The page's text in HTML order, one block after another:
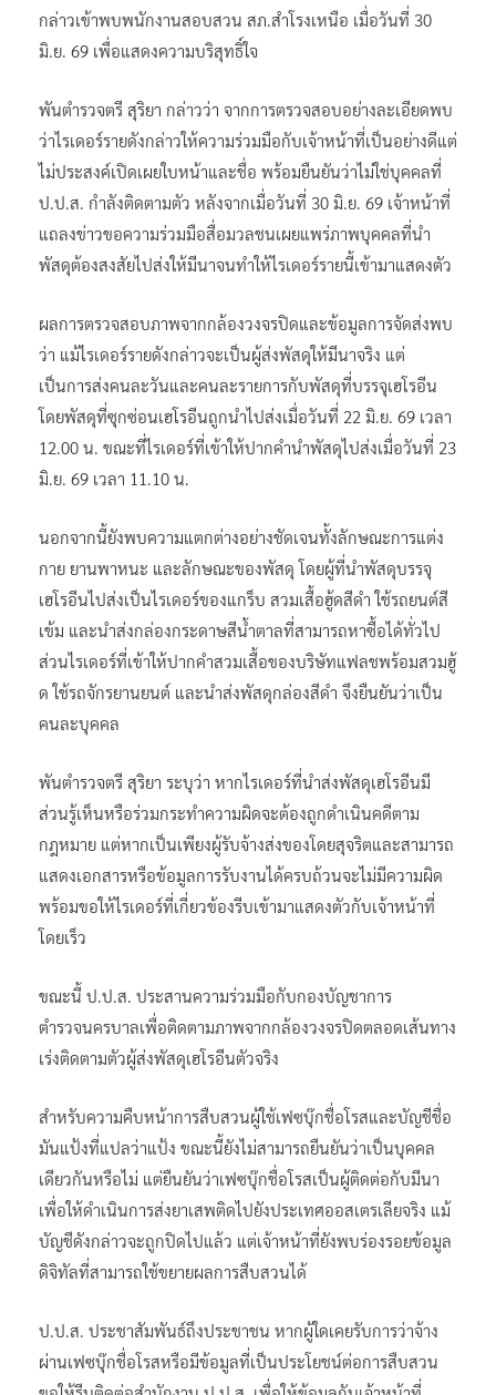
กล่าวเข้าพบพนักงานสอบสวน สภ.สำโรงเหนือ เมื่อวันที่ 30
มิ.ย. 69 เพื่อแสดงความบริสุทธิ์ใจ
พันตำรวจตรี สุริยา กล่าวว่า จากการตรวจสอบอย่างละเอียดพบ
ว่าไรเดอร์รายดังกล่าวให้ความร่วมมือกับเจ้าหน้าที่เป็นอย่างดีแต่
ไม่ประสงค์เปิดเผยใบหน้าและชื่อ พร้อมยืนยันว่าไม่ใช่บุคคลที่
ป.ป.ส. กำลังติดตามตัว หลังจากเมื่อวันที่ 30 มิ.ย. 69 เจ้าหน้าที่
แถลงข่าวขอความร่วมมือสื่อมวลชนเผยแพร่ภาพบุคคลที่นำ
พัสดุต้องสงสัยไปส่งให้มีนาจนทำให้ไรเดอร์รายนี้เข้ามาแสดงตัว
ผลการตรวจสอบภาพจากกล้องวงจรปิดและข้อมูลการจัดส่งพบ
ว่า แม้ไรเดอร์รายดังกล่าวจะเป็นผู้ส่งพัสดุให้มีนาจริง แต่
เป็นการส่งคนละวันและคนละรายการกับพัสดุที่บรรจุเฮโรอีน
โดยพัสดุที่ซุกซ่อนเฮโรอีนถูกนำไปส่งเมื่อวันที่ 22 มิ.ย. 69 เวลา
12.00 น. ขณะที่ไรเดอร์ที่เข้าให้ปากคำนำพัสดุไปส่งเมื่อวันที่ 23
มิ.ย. 69 เวลา 11.10 น.
นอกจากนี้ยังพบความแตกต่างอย่างชัดเจนทั้งลักษณะการแต่ง
กาย ยานพาหนะ และลักษณะของพัสดุ โดยผู้ที่นำพัสดุบรรจุ
เฮโรอีนไปส่งเป็นไรเดอร์ของแกร็บ สวมเสื้อฮู้ดสีดำ ใช้รถยนต์สี
เข้ม และนำส่งกล่องกระดาษสีน้ำตาลที่สามารถหาซื้อได้ทั่วไป
ส่วนไรเดอร์ที่เข้าให้ปากคำสวมเสื้อของบริษัทแฟลชพร้อมสวมฮู้
ด ใช้รถจักรยานยนต์ และนำส่งพัสดุกล่องสีดำ จึงยืนยันว่าเป็น
คนละบุคคล
พันตำรวจตรี สุริยา ระบุว่า หากไรเดอร์ที่นำส่งพัสดุเฮโรอีนมี
ส่วนรู้เห็นหรือร่วมกระทำความผิดจะต้องถูกดำเนินคดีตาม
กฎหมาย แต่หากเป็นเพียงผู้รับจ้างส่งของโดยสุจริตและสามารถ
แสดงเอกสารหรือข้อมูลการรับงานได้ครบถ้วนจะไม่มีความผิด
พร้อมขอให้ไรเดอร์ที่เกี่ยวข้องรีบเข้ามาแสดงตัวกับเจ้าหน้าที่
โดยเร็ว
ขณะนี้ ป.ป.ส. ประสานความร่วมมือกับกองบัญชาการ
ตำรวจนครบาลเพื่อติดตามภาพจากกล้องวงจรปิดตลอดเส้นทาง
เร่งติดตามตัวผู้ส่งพัสดุเฮโรอีนตัวจริง
สำหรับความคืบหน้าการสืบสวนผู้ใช้เฟซบุ๊กชื่อโรสและบัญชีชื่อ
มันแป้งที่แปลว่าแป้ง ขณะนี้ยังไม่สามารถยืนยันว่าเป็นบุคคล
เดียวกันหรือไม่ แต่ยืนยันว่าเฟซบุ๊กชื่อโรสเป็นผู้ติดต่อกับมีนา
เพื่อให้ดำเนินการส่งยาเสพติดไปยังประเทศออสเตรเลียจริง แม้
บัญชีดังกล่าวจะถูกปิดไปแล้ว แต่เจ้าหน้าที่ยังพบร่องรอยข้อมูล
ดิจิทัลที่สามารถใช้ขยายผลการสืบสวนได้
ป.ป.ส. ประชาสัมพันธ์ถึงประชาชน หากผู้ใดเคยรับการว่าจ้าง
ผ่านเฟซบุ๊กชื่อโรสหรือมีข้อมูลที่เป็นประโยชน์ต่อการสืบสวน